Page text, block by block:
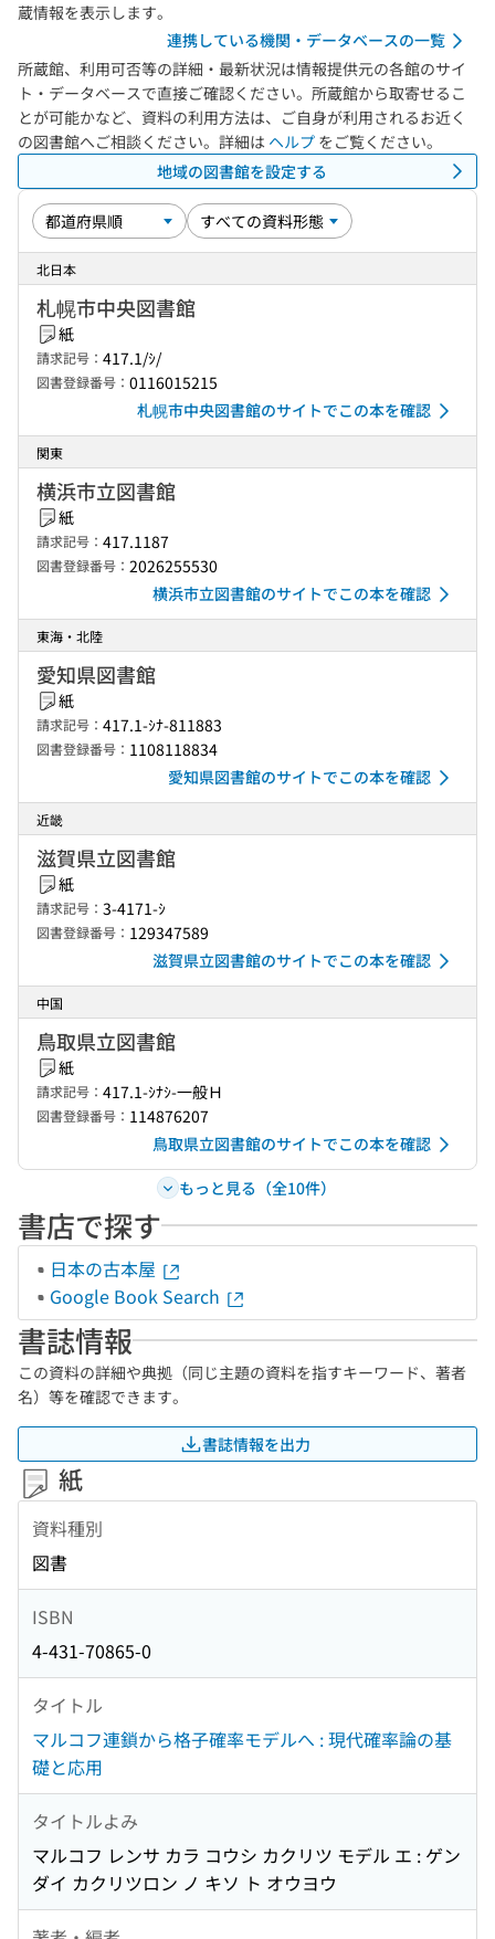
蔵情報を表示します。
連携している機関・データベースの一覧
所蔵館、利用可否等の詳細・最新状況は情報提供元の各館のサイ
ト・データベースで直接ご確認ください。所蔵館から取寄せるこ
とが可能かなど、資料の利用方法は、ご自身が利用されるお近く
の図書館へご相談ください。詳細は ヘルプ をご覧ください。
地域の図書館を設定する
北日本
札幌市中央図書館
紙
請求記号： 417.1/ｼ/
図書登録番号： 0116015215
札幌市中央図書館のサイトでこの本を確認
関東
横浜市立図書館
紙
請求記号： 417.1187
図書登録番号： 2026255530
横浜市立図書館のサイトでこの本を確認
東海・北陸
愛知県図書館
紙
請求記号： 417.1-ｼﾅ-811883
図書登録番号： 1108118834
愛知県図書館のサイトでこの本を確認
近畿
滋賀県立図書館
紙
請求記号： 3-4171-ｼ
図書登録番号： 129347589
滋賀県立図書館のサイトでこの本を確認
中国
鳥取県立図書館
紙
請求記号： 417.1-ｼﾅｼ-一般Ｈ
図書登録番号： 114876207
鳥取県立図書館のサイトでこの本を確認
もっと見る（全10件）
書店で探す
日本の古本屋
Google Book Search
書誌情報
この資料の詳細や典拠（同じ主題の資料を指すキーワード、著者
名）等を確認できます。
書誌情報を出力
紙
資料種別
図書
ISBN
4-431-70865-0
タイトル
マルコフ連鎖から格子確率モデルへ : 現代確率論の基
礎と応用
タイトルよみ
マルコフ レンサ カラ コウシ カクリツ モデル エ : ゲン
ダイ カクリツロン ノ キソ ト オウヨウ